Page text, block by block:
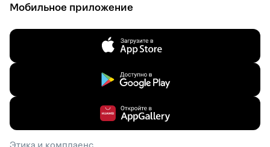
Мобильное приложение